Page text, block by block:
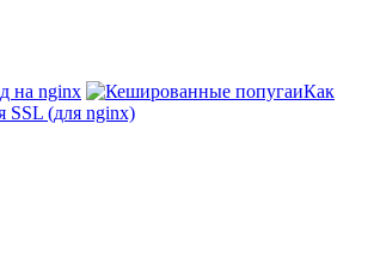
на nginx
Как
SSL (для nginx)